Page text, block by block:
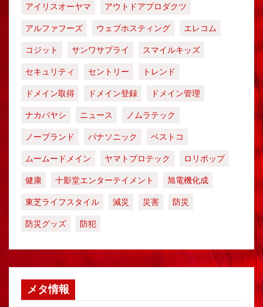
アイリスオーヤマ
アウトドアプロダクツ
アルファフーズ
ウェブホスティング
エレコム
コジット
サンワサプライ
スマイルキッズ
セキュリティ
セントリー
トレンド
ドメイン取得
ドメイン登録
ドメイン管理
ナカバヤシ
ニュース
ノムラテック
ノーブランド
パナソニック
ベストコ
ムームードメイン
ヤマトプロテック
ロリポップ
健康
十影堂エンターテイメント
旭電機化成
東芝ライフスタイル
減災 災害
防災
防災グッズ
防犯
メタ情報